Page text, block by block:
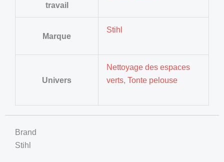
travail
Marque
Stihl
Univers
Nettoyage des espaces
verts,Tonte pelouse
Brand
Stihl